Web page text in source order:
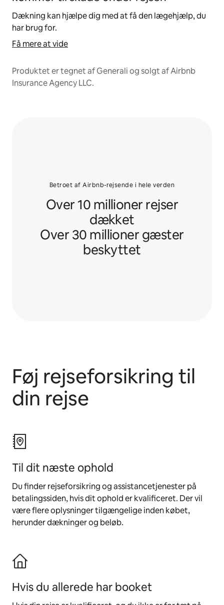
Dækning kan hjælpe dig med at få den lægehjælp, du
har brug for.
Få mere at vide
Produktet er tegnet af Generali og solgt af Airbnb
Insurance Agency LLC.
Betroet af Airbnb-rejsende i hele verden
Over 10 millioner rejser
dækket
Over 30 millioner gæster
beskyttet
Føj rejseforsikring til
din rejse
Til dit næste ophold
Du finder rejseforsikring og assistancetjenester på
betalingssiden, hvis dit ophold er kvalificeret. Der vil
være flere oplysninger tilgængelige inden købet,
herunder dækninger og beløb.
Hvis du allerede har booket